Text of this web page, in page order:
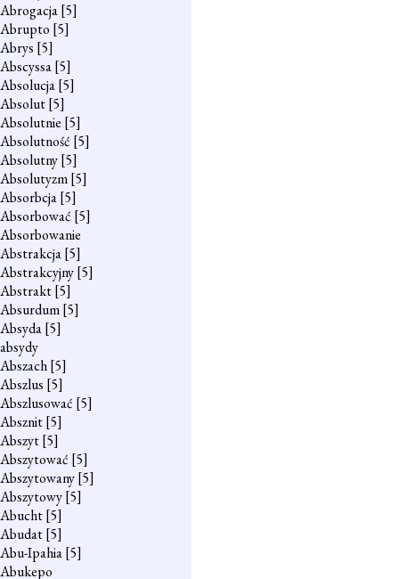
Abrogacja[5]
Abrupto [5]
Abrys [5]
Abscyssa[5]
Absolucja[5]
Absolut[5]
Absolutnie [5]
Absolutność [5]
Absolutny[5]
Absolutyzm[5]
Absorbcja[5]
Absorbować [5]
Absorbowanie
Abstrakcja[5]
Abstrakcyjny[5]
Abstrakt[5]
Absurdum[5]
Absyda[5]
absydy
Abszach[5]
Abszlus [5]
Abszlusować [5]
Absznit[5]
Abszyt[5]
Abszytować [5]
Abszytowany[5]
Abszytowy[5]
Abucht[5]
Abudat[5]
Abu-Ipahia[5]
Abukepo